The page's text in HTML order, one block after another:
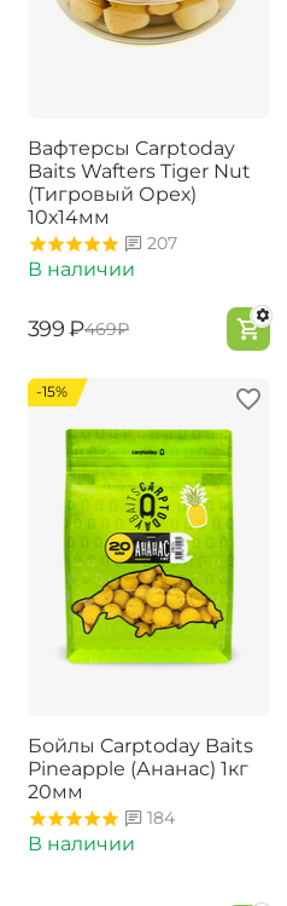
Вафтерсы Carptoday
Baits Wafters Tiger Nut
(Тигровый Орех)
10х14мм
207
В наличии
‍399‍ ₽‍469‍₽
-15%
Бойлы Carptoday Baits
Pineapple (Ананас) 1кг
20мм
184
В наличии